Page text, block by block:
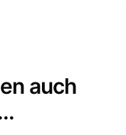
auch